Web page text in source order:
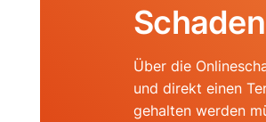
Über die
und direkt einen
gehalten werden